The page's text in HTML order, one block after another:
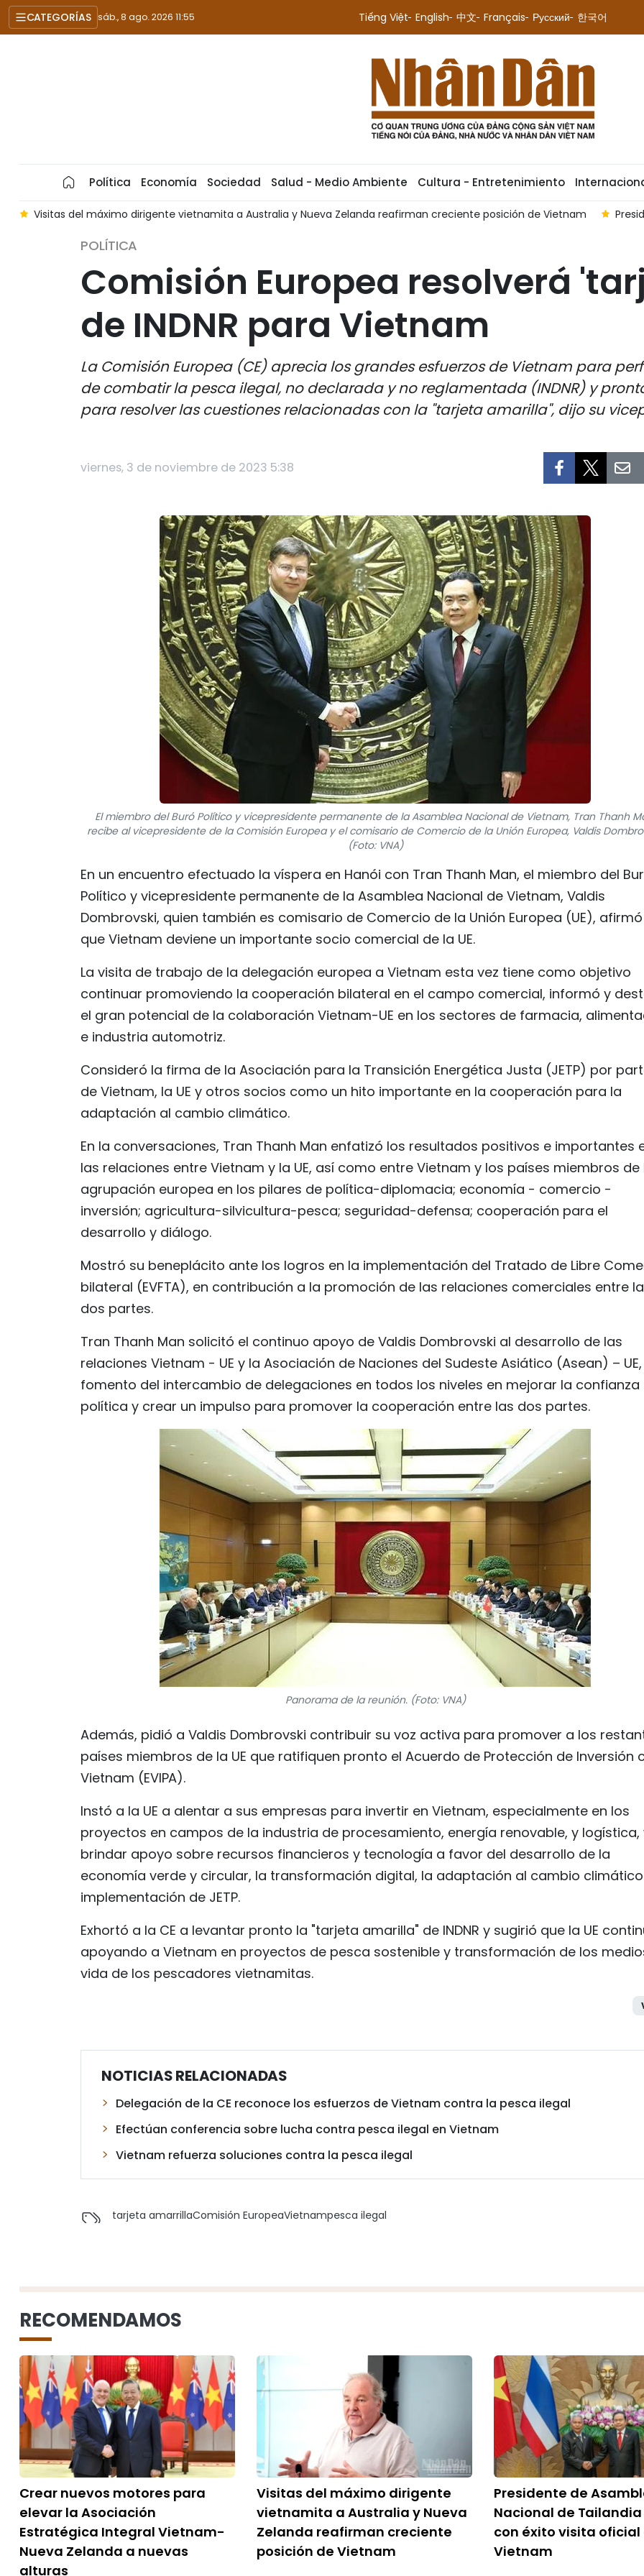
CATEGORÍAS sáb., 8 ago. 2026 11:55 Tiếng Việt English 中文 Français Русский 한국어
Política Economía Sociedad Salud - Medio Ambiente Cultura - Entretenimiento
Visitas del máximo dirigente vietnamita a Australia y Nueva Zelanda reafirman creciente posición de Vietnam
POLÍTICA
Comisión Europea resolverá
de INDNR para Vietnam
La Comisión Europea (CE) aprecia los grandes esfuerzos de Vietnam para
de combatir la pesca ilegal, no declarada y no reglamentada (INDNR) y
para resolver las cuestiones relacionadas con la "tarjeta amarilla", dijo su
viernes, 3 de noviembre de 2023 5:38
El miembro del Buró Político y vicepresidente permanente de la Asamblea Nacional de Vietnam, Tran Thanh
recibe al vicepresidente de la Comisión Europea y el comisario de Comercio de la Unión Europea, Valdis
(Foto: VNA)
En un encuentro efectuado la víspera en Hanói con Tran Thanh Man, el miembro del
Político y vicepresidente permanente de la Asamblea Nacional de Vietnam, Valdis
Dombrovski, quien también es comisario de Comercio de la Unión Europea (UE), afirmó
que Vietnam deviene un importante socio comercial de la UE.
La visita de trabajo de la delegación europea a Vietnam esta vez tiene como objetivo
continuar promoviendo la cooperación bilateral en el campo comercial, informó y
el gran potencial de la colaboración Vietnam-UE en los sectores de farmacia,
e industria automotriz.
Consideró la firma de la Asociación para la Transición Energética Justa (JETP) por
de Vietnam, la UE y otros socios como un hito importante en la cooperación para la
adaptación al cambio climático.
En la conversaciones, Tran Thanh Man enfatizó los resultados positivos e importantes
las relaciones entre Vietnam y la UE, así como entre Vietnam y los países miembros de
agrupación europea en los pilares de política-diplomacia; economía - comercio -
inversión; agricultura-silvicultura-pesca; seguridad-defensa; cooperación para el
desarrollo y diálogo.
Mostró su beneplácito ante los logros en la implementación del Tratado de Libre
bilateral (EVFTA), en contribución a la promoción de las relaciones comerciales entre
dos partes.
Tran Thanh Man solicitó el continuo apoyo de Valdis Dombrovski al desarrollo de las
relaciones Vietnam - UE y la Asociación de Naciones del Sudeste Asiático (Asean) –
fomento del intercambio de delegaciones en todos los niveles en mejorar la confianza
política y crear un impulso para promover la cooperación entre las dos partes.
Panorama de la reunión. (Foto: VNA)
Además, pidió a Valdis Dombrovski contribuir su voz activa para promover a los
países miembros de la UE que ratifiquen pronto el Acuerdo de Protección de Inversión
Vietnam (EVIPA).
Instó a la UE a alentar a sus empresas para invertir en Vietnam, especialmente en los
proyectos en campos de la industria de procesamiento, energía renovable, y logística,
brindar apoyo sobre recursos financieros y tecnología a favor del desarrollo de la
economía verde y circular, la transformación digital, la adaptación al cambio
implementación de JETP.
Exhortó a la CE a levantar pronto la "tarjeta amarilla" de INDNR y sugirió que la UE
apoyando a Vietnam en proyectos de pesca sostenible y transformación de los
vida de los pescadores vietnamitas.
NOTICIAS RELACIONADAS
Delegación de la CE reconoce los esfuerzos de Vietnam contra la pesca ilegal
Efectúan conferencia sobre lucha contra pesca ilegal en Vietnam
Vietnam refuerza soluciones contra la pesca ilegal
tarjeta amarrillaComisión EuropeaVietnampesca ilegal
RECOMENDAMOS
Crear nuevos motores para
elevar la Asociación
Estratégica Integral Vietnam-
Nueva Zelanda a nuevas
alturas
Visitas del máximo dirigente
vietnamita a Australia y Nueva
Zelanda reafirman creciente
posición de Vietnam
Presidente de
Nacional de
con éxito visita oficial
Vietnam